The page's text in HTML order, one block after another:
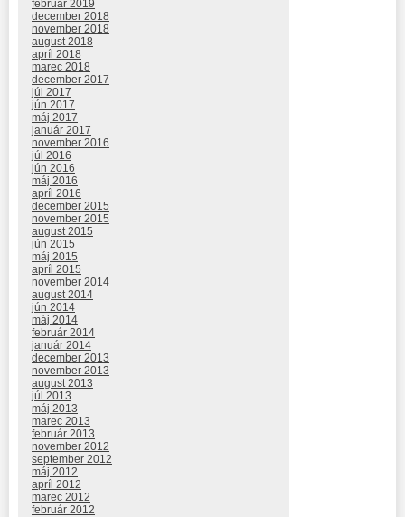
február 2019
december 2018
november 2018
august 2018
apríl 2018
marec 2018
december 2017
júl 2017
jún 2017
máj 2017
január 2017
november 2016
júl 2016
jún 2016
máj 2016
apríl 2016
december 2015
november 2015
august 2015
jún 2015
máj 2015
apríl 2015
november 2014
august 2014
jún 2014
máj 2014
február 2014
január 2014
december 2013
november 2013
august 2013
júl 2013
máj 2013
marec 2013
február 2013
november 2012
september 2012
máj 2012
apríl 2012
marec 2012
február 2012